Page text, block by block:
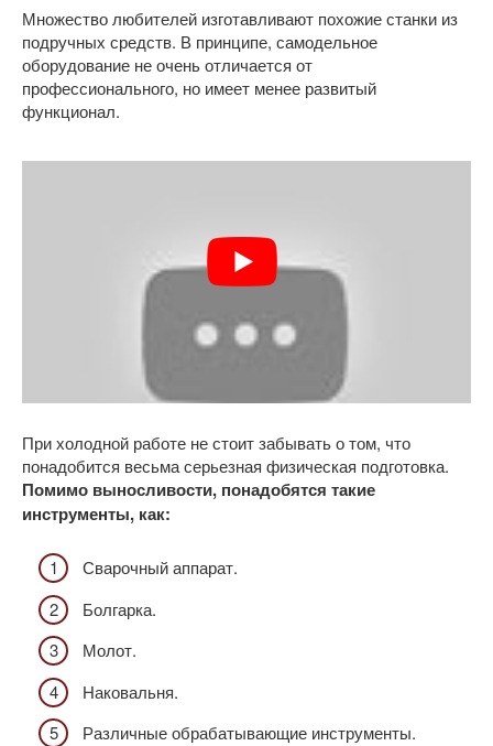
Множество любителей изготавливают похожие станки из
подручных средств. В принципе, самодельное
оборудование не очень отличается от
профессионального, но имеет менее развитый
функционал.
При холодной работе не стоит забывать о том, что
понадобится весьма серьезная физическая подготовка.
Помимо выносливости, понадобятся такие
инструменты, как:
Сварочный аппарат.
Болгарка.
Молот.
Наковальня.
Различные обрабатывающие инструменты.